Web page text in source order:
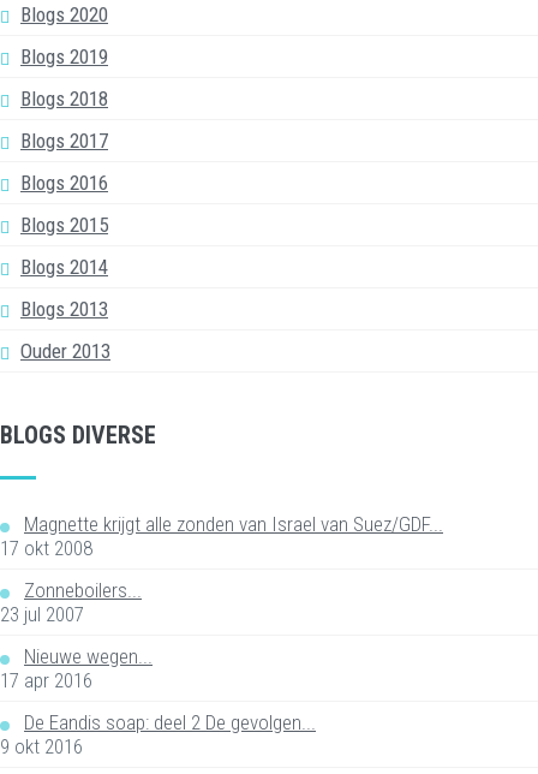
Blogs 2020
Blogs 2019
Blogs 2018
Blogs 2017
Blogs 2016
Blogs 2015
Blogs 2014
Blogs 2013
Ouder 2013
BLOGS DIVERSE
Magnette krijgt alle zonden van Israel van Suez/GDF...
17 okt 2008
Zonneboilers...
23 jul 2007
Nieuwe wegen...
17 apr 2016
De Eandis soap: deel 2 De gevolgen...
9 okt 2016